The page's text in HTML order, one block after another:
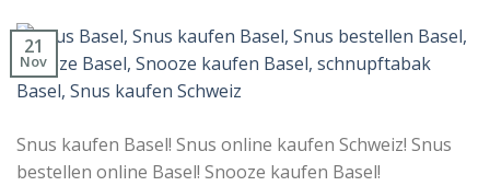
21
Nov
Snus kaufen Basel! Snus online kaufen Schweiz! Snus
bestellen online Basel! Snooze kaufen Basel!